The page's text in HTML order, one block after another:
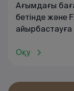
Ағымдағы
бетіндежәне
айырбастауға
Оқу